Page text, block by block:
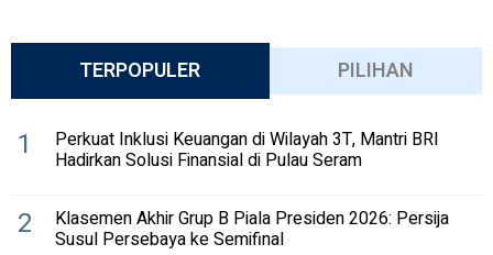
TERPOPULER PILIHAN
1 Perkuat Inklusi Keuangan di Wilayah 3T, Mantri BRI
Hadirkan Solusi Finansial di Pulau Seram
2 Klasemen Akhir Grup B Piala Presiden 2026: Persija
Susul Persebaya ke Semifinal